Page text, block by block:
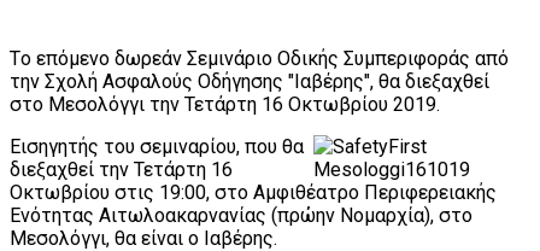
Tο επόμενο δωρεάν Σεμινάριο Οδικής Συμπεριφοράς από
την Σχολή Ασφαλούς Οδήγησης "Ιαβέρης", θα διεξαχθεί
στο Μεσολόγγι την Τετάρτη 16 Οκτωβρίου 2019.
Εισηγητής του σεμιναρίου, που θα
διεξαχθεί την Τετάρτη 16
Οκτωβρίου στις 19:00, στο Αμφιθέατρο Περιφερειακής
Ενότητας Αιτωλοακαρνανίας (πρώην Νομαρχία), στο
Μεσολόγγι, θα είναι ο Ιαβέρης.